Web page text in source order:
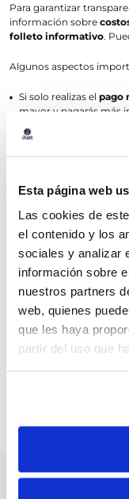
Esta página web
Las cookies de
el contenido y los
sociales y analizar
información sobre
nuestros partners
web, quienes
que les haya
partir del uso que
Para garantizar
información sobre
folleto informativo.
Algunos aspectos
Si solo realizas el pago
mayor y pagarás más
Es recomendable
ingresos
, ya que los
¿Cómo puedo
Si tienes alguna duda o
comunícarte con
616-550 delunes a
9:00 a 14:00 horas.
O si prefieres
detallando el problema.
Nuestro personal